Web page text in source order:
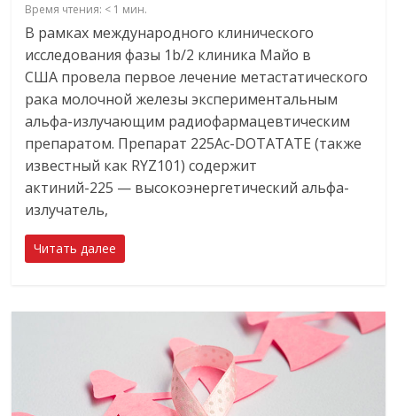
Время чтения: < 1 мин.
В рамках международного клинического
исследования фазы 1b/2 клиника Майо в
США провела первое лечение метастатического
рака молочной железы экспериментальным
альфа-излучающим радиофармацевтическим
препаратом. Препарат 225Ac-DOTATATE (также
известный как RYZ101) содержит
актиний-225 — высокоэнергетический альфа-
излучатель,
Читать далее